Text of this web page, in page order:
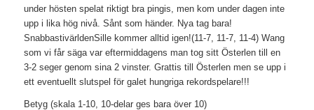
under hösten spelat riktigt bra pingis, men kom under dagen inte
upp i lika hög nivå. Sånt som händer. Nya tag bara!
SnabbastivärldenSille kommer alltid igen!(11-7, 11-7, 11-4) Wang
som vi får säga var eftermiddagens man tog sitt Österlen till en
3-2 seger genom sina 2 vinster. Grattis till Österlen men se upp i
ett eventuellt slutspel för galet hungriga rekordspelare!!!
Betyg (skala 1-10, 10-delar ges bara över 10)